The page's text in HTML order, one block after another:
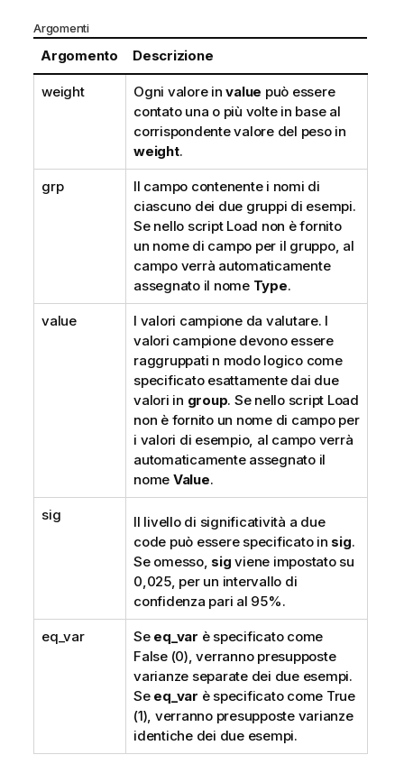
Argomenti
Argomento Descrizione
weight Ogni valore invalue può essere
contato una o più volte in base al
corrispondente valore del peso in
weight.
grp
Il campo contenente i nomi di
ciascuno dei due gruppi di esempi.
Se nello script Load non è fornito
un nome di campo per il gruppo, al
campo verrà automaticamente
assegnato il nome Type.
value
I valori campione da valutare. I
valori campione devono essere
raggruppati n modo logico come
specificato esattamente dai due
valori in group. Se nello script Load
non è fornito un nome di campo per
i valori di esempio, al campo verrà
automaticamente assegnato il
nome Value.
sig
Il livello di significatività a due
code può essere specificato in sig.
Se omesso, sig viene impostato su
0,025, per un intervallo di
confidenza pari al 95%.
eq_var Se eq_var è specificato come
False(0), verranno presupposte
varianze separate dei due esempi.
Se eq_var è specificato come True
(1), verranno presupposte varianze
identiche dei due esempi.